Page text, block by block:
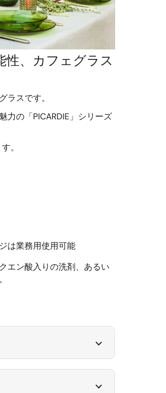
、カフェグラス
スです。
力の「PICARDIE」シリーズ
。
は業務用使用可能
エン酸入りの洗剤、あるい